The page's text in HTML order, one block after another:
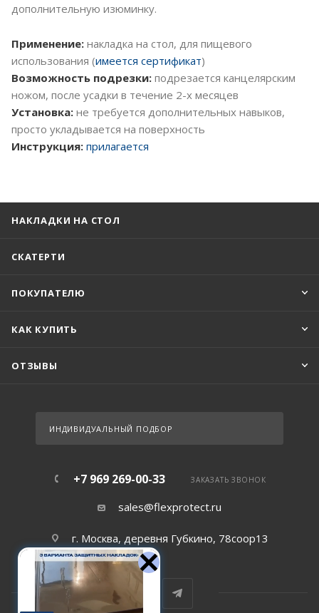
дополнительную изюминку.
Применение: накладка на стол, для пищевого
использования (имеется сертификат)
Возможность подрезки: подрезается канцелярским
ножом, после усадки в течение 2-х месяцев
Установка: не требуется дополнительных навыков,
просто укладывается на поверхность
Инструкция: прилагается
НАКЛАДКИ НА СТОЛ
СКАТЕРТИ
ПОКУПАТЕЛЮ
КАК КУПИТЬ
ОТЗЫВЫ
ИНДИВИДУАЛЬНЫЙ ПОДБОР
+7 969 269-00-33 ЗАКАЗАТЬ ЗВОНОК
sales@flexprotect.ru
г. Москва, деревня Губкино, 78соор13